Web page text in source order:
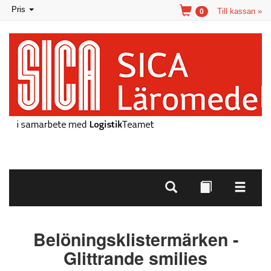
Toggle
navigation
Pris Till kassan »
0
Belöningsklistermärken -
Glittrande smilies